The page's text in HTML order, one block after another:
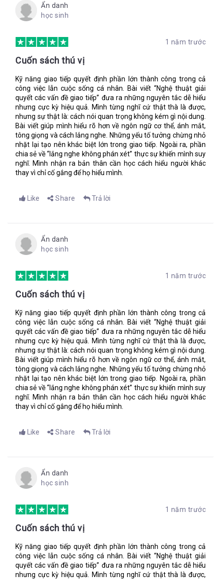
Định giá
Diễn giải – bằng chứng về giá trị
Thỏa thuận mua và đàm phán về hợp đồng
Như các bạn cũng có thể thấy, đây là quy trình bán hàng có ký
hợp đồng. Việc giao tiếp giữa nhân viên kinh doanh và khách
hàng đã chiếm hơn một nửa quy trình. Muốn cho việc giao tiếp
này diễn ra suôn sẻ, cần nhất đó là bước “Trước khi bán hàng”
– chủ yếu là tìm hiểu khách hàng đầy đủ và thật kỹ lưỡng
trước khi liên hệ với họ. Thế nào là đầy đủ và kỹ lưỡng sẽ tùy
thuộc vào mỗi công ty/cá nhân và cả khách hàng nữa. Nếu
khách hàng vốn là người dè dặt và tiết lộ ít thông tin thì cũng
không dễ mà tìm hiểu cho sâu.
Ví dụ thứ hai mà tác giả đưa ra về Quy trình Làm việc đó là
Quy trình Quản lý dự án. Không ai có thể chối cãi tầm quan
trọng của các dự án đối với một công ty. Thế nên quản lý dự
án là một nhiệm vụ vô cùng quan trọng.
Vậy Quản lý dự án là những công việc gì?
dự án trong chu kỳ phát triển, ước lượng thời gian thực
Việc sử dụng một quy trình cụ thể để quản lý một dự án, cũng
như sự phối hợp giữa các phòng ban với nhau, giúp “cải thiện
nội dung quan trọng nhất trong Chương 4. Ngoài ra còn một
số các nội dung khác như:
Quản lý quy trình công việc
Sử dụng cuộc họp để tối ưu hóa việc giao tiếp
Dùng báo cáo tiến độ để tối đa hóa việc giao tiếp
Đưa ra các kỳ vọng, phản hồi và hướng dẫn (phần này
được nói kỹ ở Chương 8)
Khi quản lý một dự án/nhân viên, thì giao tiếp giữa người và
người là chuyện không thể tránh khỏi. Giao tiếp công sở chắc
chắn không thể thiếu việc đưa ra các kỳ vọng, phản hồi và
hướng dẫn. Vì chúng là một phần của công việc. Kỳ vọng và
Hướng dẫn, hai khái niệm này dễ hiểu nhất trong số chúng.
Phản hồi là góp ý trực tiếp về cách làm việc của mọi người
thành được mục tiêu của họ. Phản hồi nên được đưa ra
trực tiếp hoặc qua điện thoại ngay lập tức.
Từ định nghĩa này, tác giả phân loại hai loại Phản hồi thường
hướng. Đúng như tên gọi, Phản hồi Tích cực làm rõ những
cực được đưa ra nhằm đề nghị nhân viên thay đổi cho tốt hơn,
đáp ứng mục tiêu và kỳ vọng của công ty.
Từ đây, tác giả đưa ra quy trình sử dụng cho từng loại phản
Ẩn danh
học sinh
1 năm trước
Cuốn sách thú vị
Kỹ năng giao tiếp quyết định phần lớn thành công trong cả
công việc lẫn cuộc sống cá nhân. Bài viết “Nghệ thuật giải
quyết các vấn đề giao tiếp” đưa ra những nguyên tắc dễ hiểu
nhưng cực kỳ hiệu quả. Mình từng nghĩ cứ thật thà là được,
nhưng sự thật là: cách nói quan trọng không kém gì nội dung.
Bài viết giúp mình hiểu rõ hơn về ngôn ngữ cơ thể, ánh mắt,
tông giọng và cách lắng nghe. Những yếu tố tưởng chừng nhỏ
nhặt lại tạo nên khác biệt lớn trong giao tiếp. Ngoài ra, phần
chia sẻ về “lắng nghe không phán xét” thực sự khiến mình suy
nghĩ. Mình nhận ra bản thân cần học cách hiểu người khác
thay vì chỉ cố gắng để họ hiểu mình.
Like Share Trả lời
Ẩn danh
học sinh
1 năm trước
Cuốn sách thú vị
Kỹ năng giao tiếp quyết định phần lớn thành công trong cả
công việc lẫn cuộc sống cá nhân. Bài viết “Nghệ thuật giải
quyết các vấn đề giao tiếp” đưa ra những nguyên tắc dễ hiểu
nhưng cực kỳ hiệu quả. Mình từng nghĩ cứ thật thà là được,
nhưng sự thật là: cách nói quan trọng không kém gì nội dung.
Bài viết giúp mình hiểu rõ hơn về ngôn ngữ cơ thể, ánh mắt,
tông giọng và cách lắng nghe. Những yếu tố tưởng chừng nhỏ
nhặt lại tạo nên khác biệt lớn trong giao tiếp. Ngoài ra, phần
chia sẻ về “lắng nghe không phán xét” thực sự khiến mình suy
nghĩ. Mình nhận ra bản thân cần học cách hiểu người khác
thay vì chỉ cố gắng để họ hiểu mình.
Like Share Trả lời
Ẩn danh
học sinh
1 năm trước
Cuốn sách thú vị
Kỹ năng giao tiếp quyết định phần lớn thành công trong cả
công việc lẫn cuộc sống cá nhân. Bài viết “Nghệ thuật giải
quyết các vấn đề giao tiếp” đưa ra những nguyên tắc dễ hiểu
nhưng cực kỳ hiệu quả. Mình từng nghĩ cứ thật thà là được,